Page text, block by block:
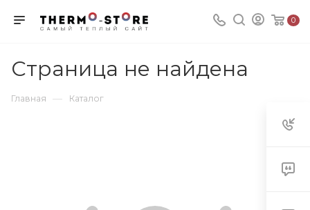
0
Страница не найдена
Главная — Каталог